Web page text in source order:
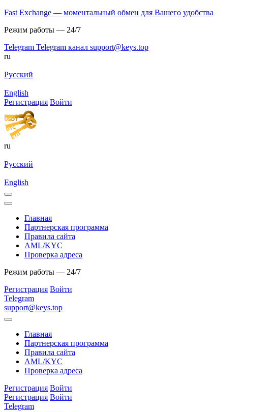
Fast Exchange — моментальный обмен для Вашего удобства
Режим работы — 24/7
Telegram Telegram канал support@keys.top
ru
Русский
English
Регистрация Войти
ru
Русский
English
Главная
Партнерская программа
Правила сайта
AML/KYC
Проверка адреса
Режим работы — 24/7
Регистрация Войти
Telegram
support@keys.top
Главная
Партнерская программа
Правила сайта
AML/KYC
Проверка адреса
Регистрация Войти
Регистрация Войти
Telegram